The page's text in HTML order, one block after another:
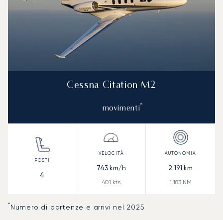
Cessna Citation M2
movimenti*
4
743km/h
401 kts
2.191 km
1.183NM
*Numero di partenze e arrivi nel 2025